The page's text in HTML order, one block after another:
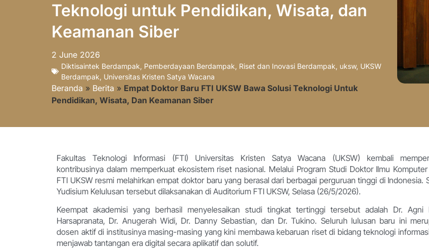
Teknologi untuk Pendidikan, Wisata, dan
Keamanan Siber
2 June 2026
Diktisaintek Berdampak, Pemberdayaan Berdampak, Riset dan Inovasi Berdampak, uksw, UKSW
Berdampak, Universitas Kristen Satya Wacana
Beranda » Berita » Empat Doktor Baru FTI UKSW Bawa Solusi Teknologi Untuk
Pendidikan, Wisata, Dan Keamanan Siber
Fakultas Teknologi Informasi (FTI) Universitas Kristen Satya Wacana (UKSW) kembali
kontribusinya dalam memperkuat ekosistem riset nasional. Melalui Program Studi Doktor Ilmu Komputer
FTI UKSW resmi melahirkan empat doktor baru yang berasal dari berbagai perguruan tinggi di Indonesia.
Yudisium Kelulusan tersebut dilaksanakan di Auditorium FTI UKSW, Selasa (26/5/2026).
Keempat akademisi yang berhasil menyelesaikan studi tingkat tertinggi tersebut adalah Dr. Agni
Harsapranata, Dr. Anugerah Widi, Dr. Danny Sebastian, dan Dr. Tukino. Seluruh lulusan baru ini
dosen aktif di institusinya masing-masing yang kini membawa kebaruan riset di bidang teknologi
menjawab tantangan era digital secara aplikatif dan solutif.